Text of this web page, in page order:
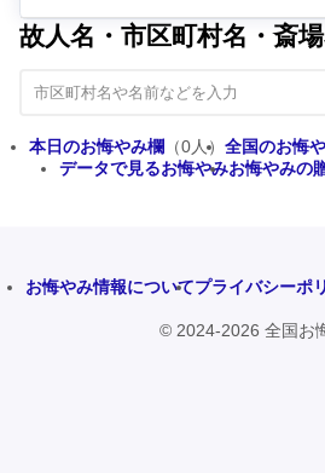
故人名・市区町村名・斎
本日のお悔やみ欄 （0人） 全国のお悔
データで見るお悔やみお悔やみの
お悔やみ情報についてプライバシーポ
© 2024-2026 全国お